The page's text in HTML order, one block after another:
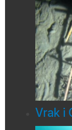
Vrak i